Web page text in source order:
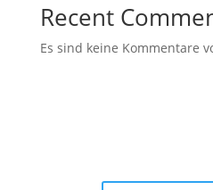
Recent
Es sind keine Kommentare